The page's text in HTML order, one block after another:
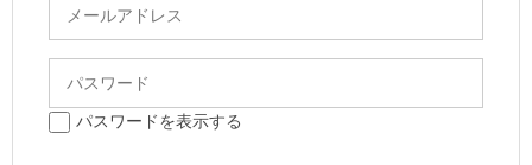
パスワードを表示する